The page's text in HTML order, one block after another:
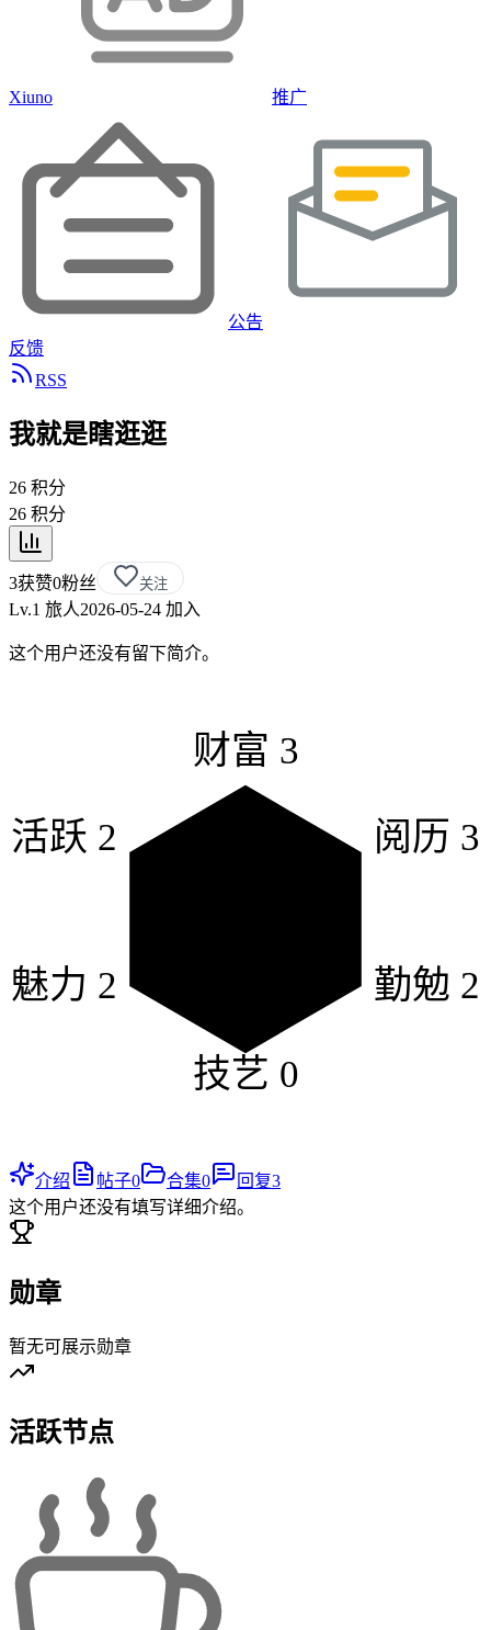
Xiuno 推广
公告
反馈
RSS
我就是瞎逛逛
26 积分
26 积分
3获赞0粉丝 关注
Lv.1 旅人2026-05-24 加入
这个用户还没有留下简介。
财富 3
阅历 3
勤勉 2
技艺 0
魅力 2
活跃 2
介绍 帖子0 合集0 回复3
这个用户还没有填写详细介绍。
勋章
暂无可展示勋章
活跃节点